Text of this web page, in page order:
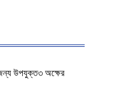
জন্য উপযুক্ত৩ অক্ষের